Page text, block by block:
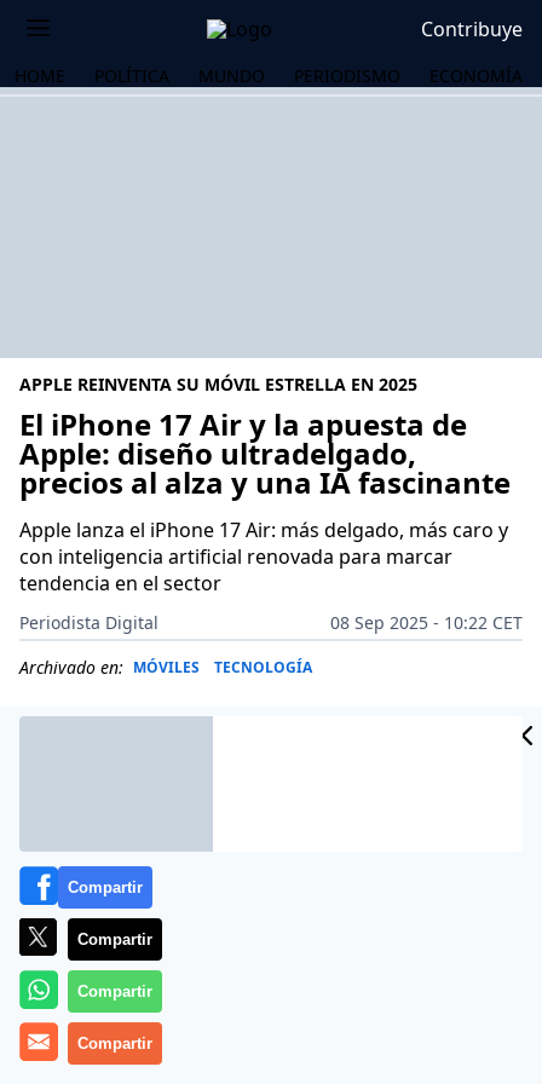
Contribuye
HOME POLÍTICA MUNDO PERIODISMO ECONOMÍA
APPLE REINVENTA SU MÓVIL ESTRELLA EN 2025
El iPhone 17 Air y la apuesta de
Apple: diseño ultradelgado,
precios al alza y una IA fascinante
Apple lanza el iPhone 17 Air: más delgado, más caro y
con inteligencia artificial renovada para marcar
tendencia en el sector
Periodista Digital
08 Sep 2025 - 10:22 CET
Archivado en: MÓVILES TECNOLOGÍA
Más información
Compartir
Compartir
Compartir
Compartir